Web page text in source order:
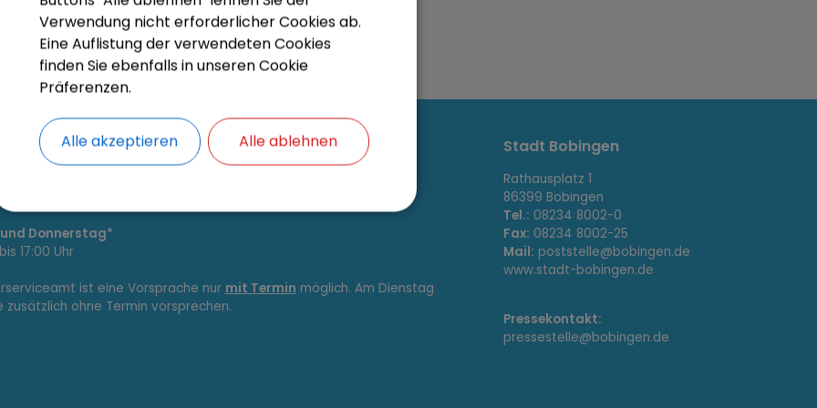
Freitag*
12:00 Uhr
Donnerstag*
17:00 Uhr
ist eine Vorsprache nur mit Termin möglich. Am Dienstag
zusätzlich ohne Termin vorsprechen.
Stadt Bobingen
Rathausplatz 1
86399 Bobingen
Tel.: 08234 8002-0
Fax: 08234 8002-25
Mail: poststelle@bobingen.de
www.stadt-bobingen.de
Pressekontakt:
pressestelle@bobingen.de
Verwendung nicht erforderlicher Cookies ab.
Eine Auflistung der verwendeten Cookies
finden Sie ebenfalls in unseren Cookie
Präferenzen.
Alle akzeptieren Alle ablehnen